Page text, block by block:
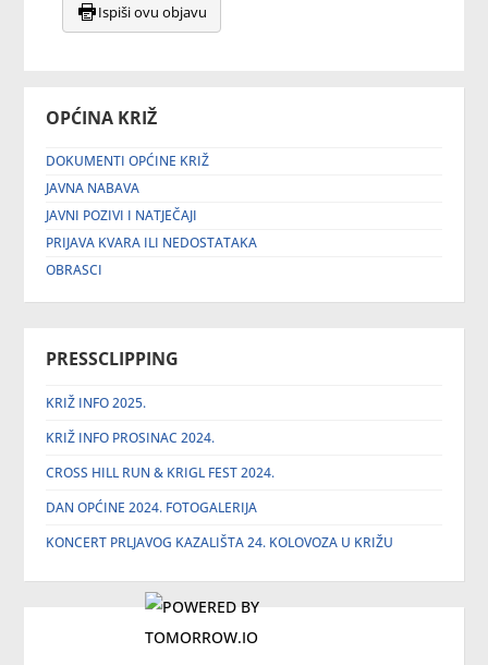
OPĆINA KRIŽ
DOKUMENTI OPĆINE KRIŽ
JAVNA NABAVA
JAVNI POZIVI I NATJEČAJI
PRIJAVA KVARA ILI NEDOSTATAKA
OBRASCI
PRESSCLIPPING
KRIŽ INFO 2025.
KRIŽ INFO PROSINAC 2024.
CROSS HILL RUN & KRIGL FEST 2024.
DAN OPĆINE 2024. FOTOGALERIJA
KONCERT PRLJAVOG KAZALIŠTA 24. KOLOVOZA U KRIŽU
Ispiši ovu objavu